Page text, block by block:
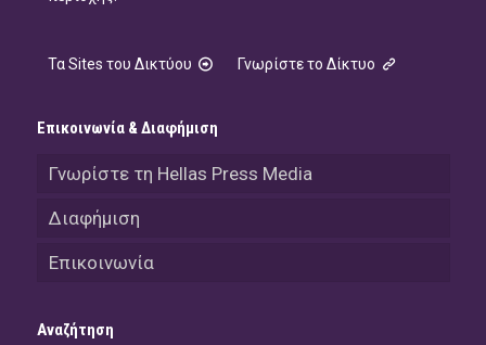
Τα Sites του Δικτύου Γνωρίστε το Δίκτυο
Επικοινωνία & Διαφήμιση
Γνωρίστε τη Hellas Press Media
Διαφήμιση
Επικοινωνία
Αναζήτηση